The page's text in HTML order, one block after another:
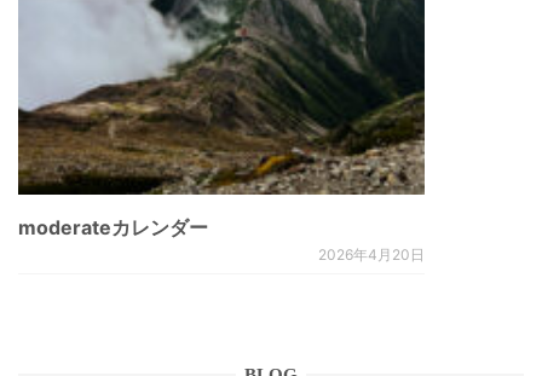
moderateカレンダー
2026年4月20日